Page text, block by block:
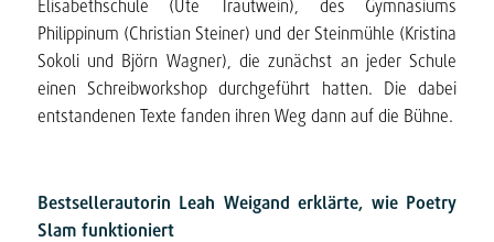
Elisabethschule (Ute Trautwein), des Gymnasiums
Philippinum (Christian Steiner) und der Steinmühle (Kristina
Sokoli und Björn Wagner), die zunächst an jeder Schule
einen Schreibworkshop durchgeführt hatten. Die dabei
entstandenen Texte fanden ihren Weg dann auf die Bühne.
Bestsellerautorin Leah Weigand erklärte, wie Poetry
Slam funktioniert